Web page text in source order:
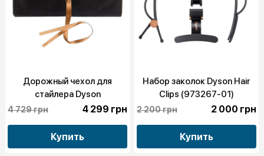
Дорожный чехол для
стайлера Dyson
Black/Copper (971074-03)
4 729 грн 4 299 грн
Купить
Набор заколок Dyson Hair
Clips (973267-01)
2 200 грн 2 000 грн
Купить